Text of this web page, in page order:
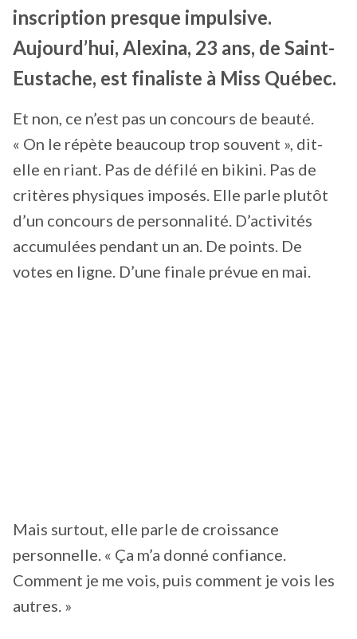
inscription presque impulsive.
Aujourd’hui, Alexina, 23 ans, de Saint-
Eustache, est finaliste à Miss Québec.
Et non, ce n’est pas un concours de beauté.
« On le répète beaucoup trop souvent », dit-
elle en riant. Pas de défilé en bikini. Pas de
critères physiques imposés. Elle parle plutôt
d’un concours de personnalité. D’activités
accumulées pendant un an. De points. De
votes en ligne. D’une finale prévue en mai.
Mais surtout, elle parle de croissance
personnelle. « Ça m’a donné confiance.
Comment je me vois, puis comment je vois les
autres. »